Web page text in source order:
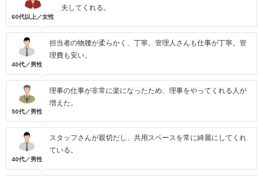
60代以上／女性
夫してくれる。
40代／男性
担当者の物腰が柔らかく、丁寧。管理人さんも仕事が丁寧。管
理費も安い。
50代／男性
理事の仕事が非常に楽になったため、理事をやってくれる人が
増えた。
40代／男性
スタッフさんが親切だし、共用スペースを常に綺麗にしてくれ
ている。